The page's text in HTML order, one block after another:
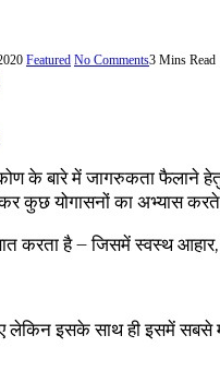
Featured No Comments3 Mins Read
के बारे में जागरुकता फैलाने हेतु
कुछ योगासनों का अभ्यास
करता है – जिसमें स्वस्थ
लेकिन इसके साथ ही इसमें